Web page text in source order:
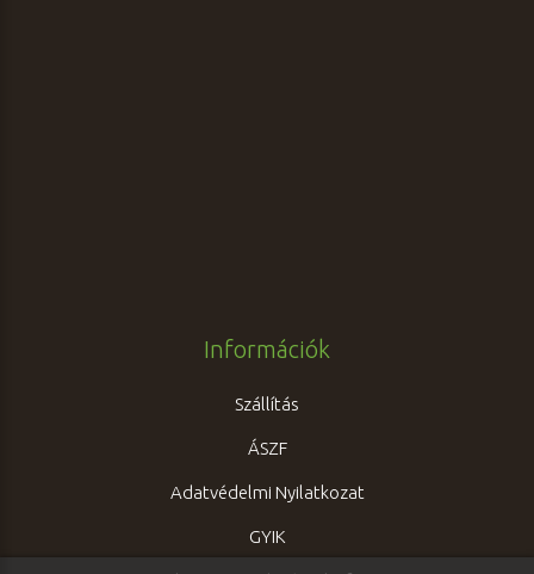
Információk
Szállítás
ÁSZF
Adatvédelmi Nyilatkozat
GYIK